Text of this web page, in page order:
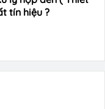
tín hiệu ?